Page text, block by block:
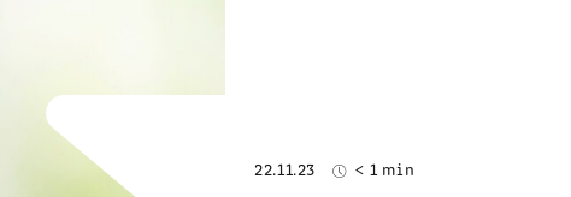
22.11.23 < 1 min